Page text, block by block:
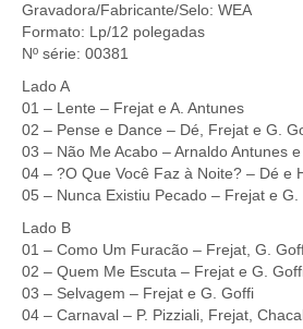
Gravadora/Fabricante/Selo: WEA
Formato: Lp/12 polegadas
Nº série: 00381
Lado A
01 – Lente – Frejat e A. Antunes
02 – Pense e Dance – Dé, Frejat e G.
03 – Não Me Acabo – Arnaldo Antunes
04 – ?O Que Você Faz à Noite? – Dé e
05 – Nunca Existiu Pecado – Frejat e G.
Lado B
01 – Como Um Furacão – Frejat, G.
02 – Quem Me Escuta – Frejat e G.
03 – Selvagem – Frejat e G. Goffi
04 – Carnaval – P. Pizziali, Frejat,